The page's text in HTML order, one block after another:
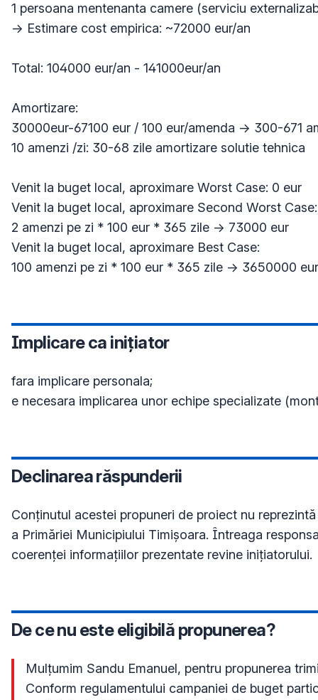
1 persoana mentenanta camere (serviciu
-> Estimare cost empirica: ~72000 eur/an
Total: 104000 eur/an - 141000eur/an
Amortizare:
30000eur-67100 eur / 100 eur/amenda -> 300-671
10 amenzi /zi: 30-68 zile amortizare solutie tehnica
Venit la buget local, aproximare Worst Case: 0 eur
Venit la buget local, aproximare Second Worst Case:
2 amenzi pe zi * 100 eur * 365 zile -> 73000 eur
Venit la buget local, aproximare Best Case:
100 amenzi pe zi * 100 eur * 365 zile -> 3650000 eur
Implicare ca inițiator
fara implicare personala;
e necesara implicarea unor echipe specializate
Declinarea răspunderii
Conţinutul acestei propuneri de proiect nu
a Primăriei Municipiului Timișoara. Întreaga
coerenței informațiilor prezentate revine inițiatorului.
De ce nu este eligibilă propunerea?
Mulțumim Sandu Emanuel, pentru propunerea
Conform regulamentului campaniei de buget